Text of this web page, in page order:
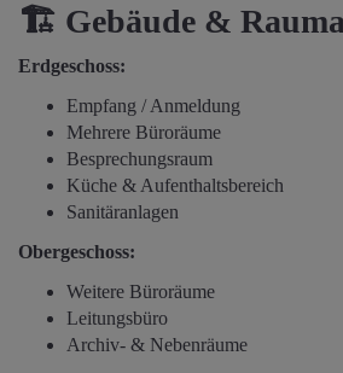
🏗️ Gebäude &
Erdgeschoss:
Empfang / Anmeldung
Mehrere Büroräume
Besprechungsraum
Küche & Aufenthaltsbereich
Sanitäranlagen
Obergeschoss:
Weitere Büroräume
Leitungsbüro
Archiv- & Nebenräume